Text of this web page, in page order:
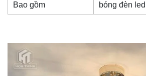
Bao gồm bóng đèn led